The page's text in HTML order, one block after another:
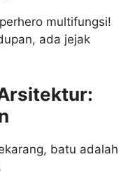
multifungsi!
ada jejak
batu adalah